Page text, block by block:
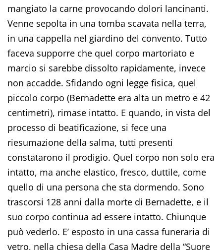
mangiato la carne provocando dolori lancinanti.
Venne sepolta in una tomba scavata nella terra,
in una cappella nel giardino del convento. Tutto
faceva supporre che quel corpo martoriato e
marcio si sarebbe dissolto rapidamente, invece
non accadde. Sfidando ogni legge fisica, quel
piccolo corpo (Bernadette era alta un metro e 42
centimetri), rimase intatto. E quando, in vista del
processo di beatificazione, si fece una
riesumazione della salma, tutti presenti
constatarono il prodigio. Quel corpo non solo era
intatto, ma anche elastico, fresco, duttile, come
quello di una persona che sta dormendo. Sono
trascorsi 128 anni dalla morte di Bernadette, e il
suo corpo continua ad essere intatto. Chiunque
può vederlo. E’ esposto in una cassa funeraria di
vetro, nella chiesa della Casa Madre della “Suore